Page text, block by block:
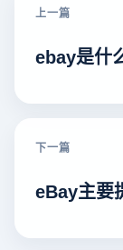
上一篇
ebay是什
下一篇
eBay主要